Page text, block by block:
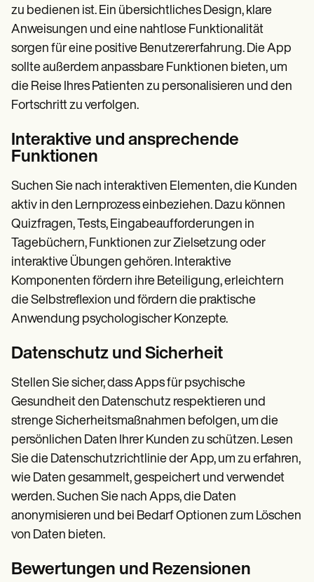
zu bedienen ist. Ein übersichtliches Design, klare
Anweisungen und eine nahtlose Funktionalität
sorgen für eine positive Benutzererfahrung. Die App
sollte außerdem anpassbare Funktionen bieten, um
die Reise Ihres Patienten zu personalisieren und den
Fortschritt zu verfolgen.
Interaktive und ansprechende
Funktionen
Suchen Sie nach interaktiven Elementen, die Kunden
aktiv in den Lernprozess einbeziehen. Dazu können
Quizfragen, Tests, Eingabeaufforderungen in
Tagebüchern, Funktionen zur Zielsetzung oder
interaktive Übungen gehören. Interaktive
Komponenten fördern ihre Beteiligung, erleichtern
die Selbstreflexion und fördern die praktische
Anwendung psychologischer Konzepte.
Datenschutz und Sicherheit
Stellen Sie sicher, dass Apps für psychische
Gesundheit den Datenschutz respektieren und
strenge Sicherheitsmaßnahmen befolgen, um die
persönlichen Daten Ihrer Kunden zu schützen. Lesen
Sie die Datenschutzrichtlinie der App, um zu erfahren,
wie Daten gesammelt, gespeichert und verwendet
werden. Suchen Sie nach Apps, die Daten
anonymisieren und bei Bedarf Optionen zum Löschen
von Daten bieten.
Bewertungen und Rezensionen